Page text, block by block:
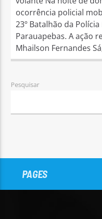
ocorrência policial
23º Batalhão da
Parauapebas. A ação
Mhailson Fernandes
Pesquisar
PAGES